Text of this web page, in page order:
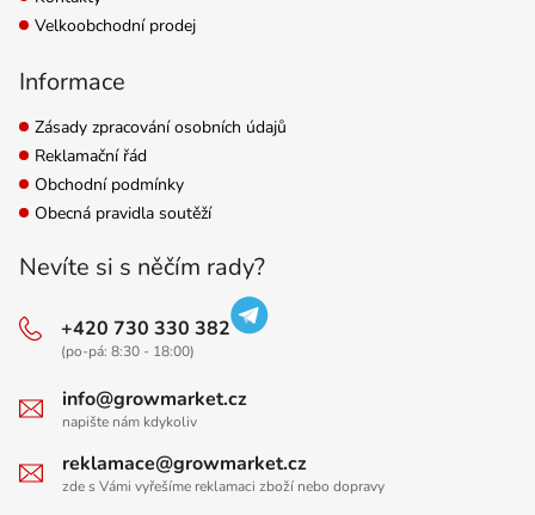
Velkoobchodní prodej
Informace
Zásady zpracování osobních údajů
Reklamační řád
Obchodní podmínky
Obecná pravidla soutěží
Nevíte si s něčím rady?
+420 730 330 382
(po-pá: 8:30 - 18:00)
info@growmarket.cz
napište nám kdykoliv
reklamace@growmarket.cz
zde s Vámi vyřešíme reklamaci zboží nebo dopravy